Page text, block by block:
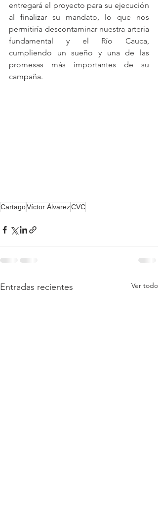
entregará el proyecto para su ejecución
al finalizar su mandato, lo que nos
permitiría descontaminar nuestra arteria
fundamental y el Río Cauca,
cumpliendo un sueño y una de las
promesas más importantes de su
campaña.
CartagoVíctor ÁlvarezCVC
Entradas recientes Ver todo